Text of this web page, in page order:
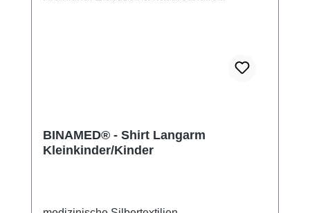
BINAMED® - Shirt Langarm
Kleinkinder/Kinder